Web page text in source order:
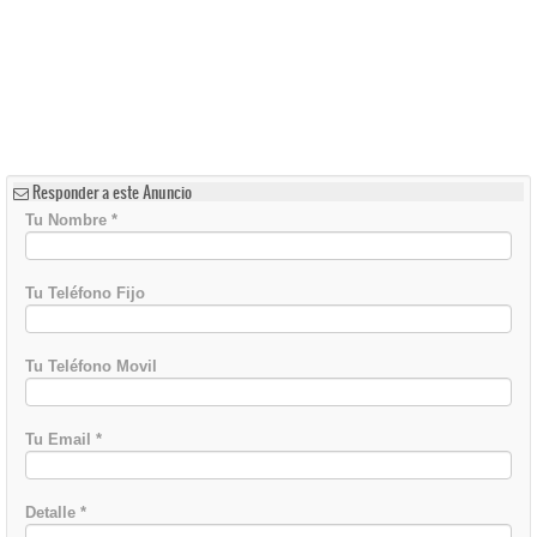
Responder a este Anuncio
Tu Nombre *
Tu Teléfono Fijo
Tu Teléfono Movil
Tu Email *
Detalle *